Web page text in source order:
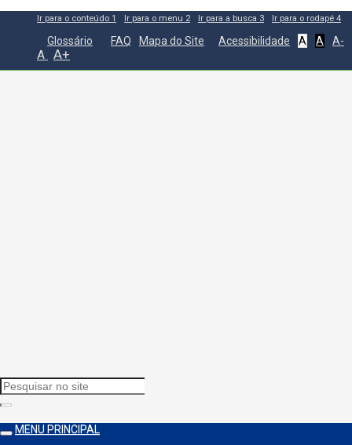
Ir para o conteúdo 1 Ir para o menu 2 Ir para a busca 3 Ir para o rodapé 4
Glossário FAQ Mapa do Site Acessibilidade A A A-
A A+
MENU PRINCIPAL